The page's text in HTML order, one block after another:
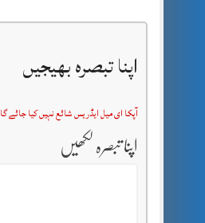
اپنا تبصرہ بھیجیں
آپکا ای میل ایڈریس شائع نہیں کیا جائے گا
اپنا تبصرہ لکھیں